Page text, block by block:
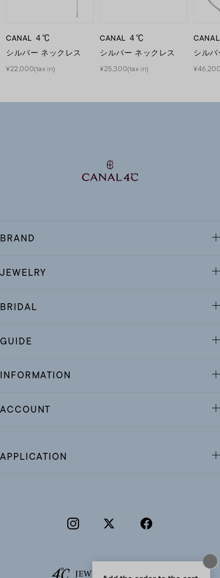
CANAL ４℃
シルバー ネックレス
¥22,000(tax in)
CANAL ４℃
シルバー ネックレス
¥25,300(tax in)
シル
BRAND
JEWELRY
BRIDAL
GUIDE
INFORMATION
ACCOUNT
APPLICATION